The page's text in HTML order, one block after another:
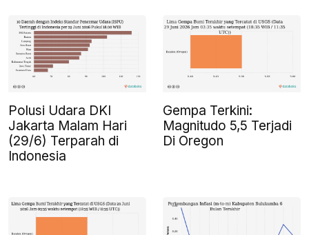
Polusi Udara DKI
Jakarta Malam Hari
(29/6) Terparah di
Indonesia
Gempa Terkini:
Magnitudo 5,5 Terjadi
Di Oregon